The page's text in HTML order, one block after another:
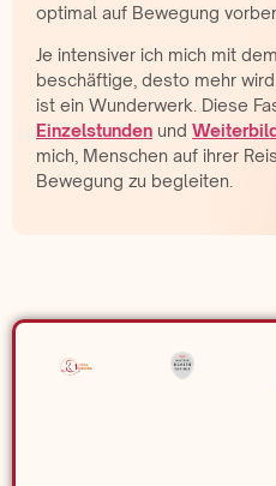
optimal auf Bewegung
Je intensiver ich mich mit
beschäftige, desto mehr
ist ein Wunderwerk. Diese
Einzelstunden und
mich, Menschen auf ihrer
Bewegung zu begleiten.